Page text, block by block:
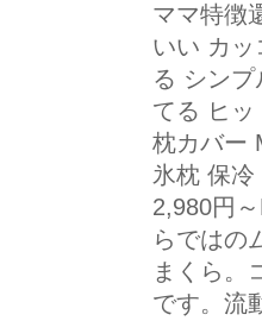
ママ特徴
いい カ
る シン
てる ヒ
枕カバー
氷枕 保
2,980円
らではの
まくら。
です。流